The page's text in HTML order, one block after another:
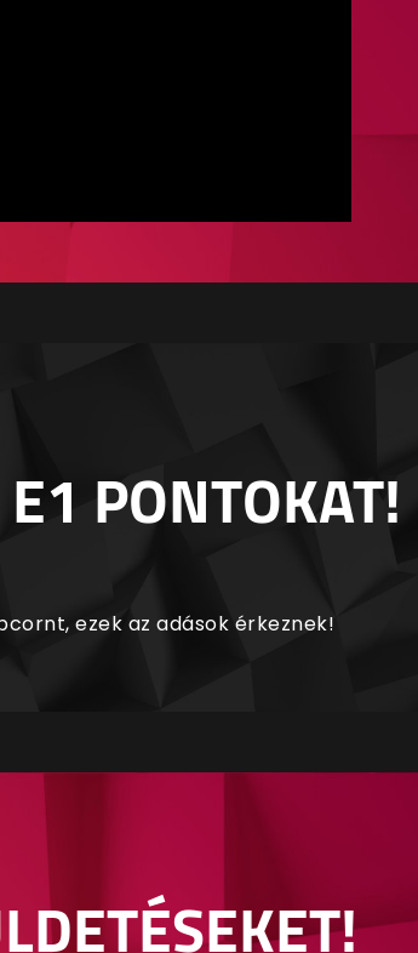
PONTOKAT!
ezek az adások érkeznek!